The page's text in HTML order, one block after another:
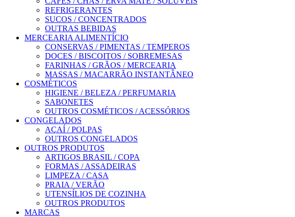
REFRIGERANTES
SUCOS / CONCENTRADOS
OUTRAS BEBIDAS
MERCEARIA ALIMENTÍCIO
CONSERVAS / PIMENTAS / TEMPEROS
DOCES / BISCOITOS / SOBREMESAS
FARINHAS / GRÃOS / MERCEARIA
MASSAS / MACARRÃO INSTANTÂNEO
COSMÉTICOS
HIGIENE / BELEZA / PERFUMARIA
SABONETES
OUTROS COSMÉTICOS / ACESSÓRIOS
CONGELADOS
AÇAÍ / POLPAS
OUTROS CONGELADOS
OUTROS PRODUTOS
ARTIGOS BRASIL / COPA
FORMAS / ASSADEIRAS
LIMPEZA / CASA
PRAIA / VERÃO
UTENSÍLIOS DE COZINHA
OUTROS PRODUTOS
MARCAS